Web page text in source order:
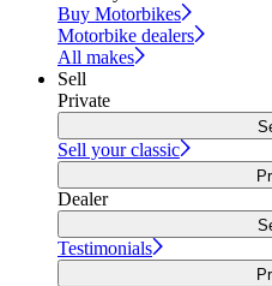
Buy Motorbikes
Motorbike dealers
All makes
Sell
Private
Sell your classic
Dealer
Testimonials